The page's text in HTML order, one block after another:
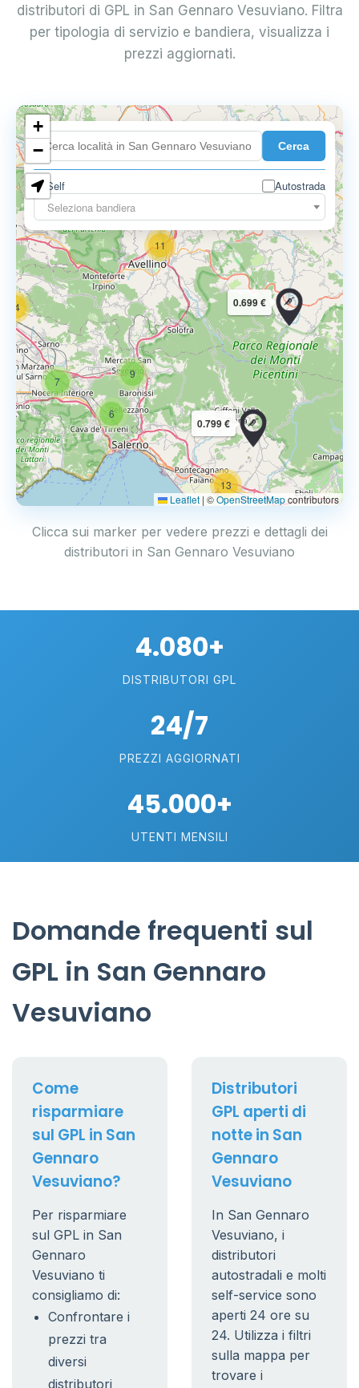
distributori di GPL in San Gennaro Vesuviano. Filtra
per tipologia di servizio e bandiera, visualizza i
prezzi aggiornati.
Cerca
Self
Autostrada
Seleziona bandiera
6
13
7
9
14
3
11
0.799 €
0.699 €
0.699 €
+
−
Leaflet | ©OpenStreetMapcontributors
Clicca sui marker per vedere prezzi e dettagli dei
distributori in San Gennaro Vesuviano
4.080+
DISTRIBUTORI GPL
24/7
PREZZI AGGIORNATI
45.000+
UTENTI MENSILI
Domande frequenti sul
GPL in San Gennaro
Vesuviano
Come
risparmiare
sul GPL in San
Gennaro
Vesuviano?
Per risparmiare
sul GPL in San
Gennaro
Vesuviano ti
consigliamo di:
Confrontare i
prezzi tra
diversi
distributori
Distributori
GPL aperti di
notte in San
Gennaro
Vesuviano
In San Gennaro
Vesuviano, i
distributori
autostradali e molti
self-service sono
aperti 24 ore su
24. Utilizza i filtri
sulla mappa per
trovare i